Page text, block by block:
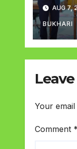
ہوگا
AUG 7,
BUKHARI
Your
Comment *